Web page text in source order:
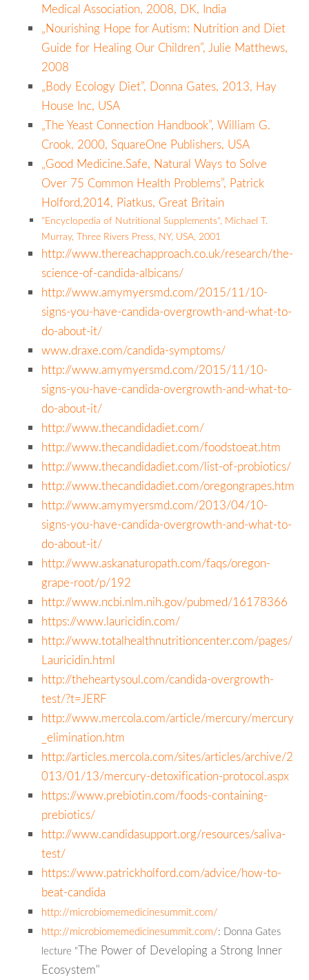
Medical Association, 2008, DK, India
„Nourishing Hope for Autism: Nutrition and Diet
Guide for Healing Our Children”, Julie Matthews,
2008
„Body Ecology Diet”, Donna Gates, 2013, Hay
House Inc, USA
„The Yeast Connection Handbook”, William G.
Crook, 2000, SquareOne Publishers, USA
„Good Medicine.Safe, Natural Ways to Solve
Over 75 Common Health Problems”, Patrick
Holford,2014, Piatkus, Great Britain
"Encyclopedia of Nutritional Supplements", Michael T.
Murray, Three Rivers Press, NY, USA, 2001
http://www.thereachapproach.co.uk/research/the-
science-of-candida-albicans/
http://www.amymyersmd.com/2015/11/10-
signs-you-have-candida-overgrowth-and-what-to-
do-about-it/
www.draxe.com/candida-symptoms/
http://www.amymyersmd.com/2015/11/10-
signs-you-have-candida-overgrowth-and-what-to-
do-about-it/
http://www.thecandidadiet.com/
http://www.thecandidadiet.com/foodstoeat.htm
http://www.thecandidadiet.com/list-of-probiotics/
http://www.thecandidadiet.com/oregongrapes.htm
http://www.amymyersmd.com/2013/04/10-
signs-you-have-candida-overgrowth-and-what-to-
do-about-it/
http://www.askanaturopath.com/faqs/oregon-
grape-root/p/192
http://www.ncbi.nlm.nih.gov/pubmed/16178366
https://www.lauricidin.com/
http://www.totalhealthnutritioncenter.com/pages/
Lauricidin.html
http://theheartysoul.com/candida-overgrowth-
test/?t=JERF
http://www.mercola.com/article/mercury/mercury
_elimination.htm
http://articles.mercola.com/sites/articles/archive/2
013/01/13/mercury-detoxification-protocol.aspx
https://www.prebiotin.com/foods-containing-
prebiotics/
http://www.candidasupport.org/resources/saliva-
test/
https://www.patrickholford.com/advice/how-to-
beat-candida
http://microbiomemedicinesummit.com/
http://microbiomemedicinesummit.com/: Donna Gates
lecture "The Power of Developing a Strong Inner
Ecosystem"